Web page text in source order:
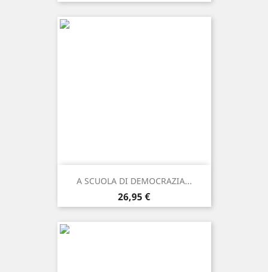
A SCUOLA DI DEMOCRAZIA...
Prezzo
26,95 €